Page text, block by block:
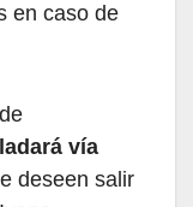
en caso de
vía
deseen salir